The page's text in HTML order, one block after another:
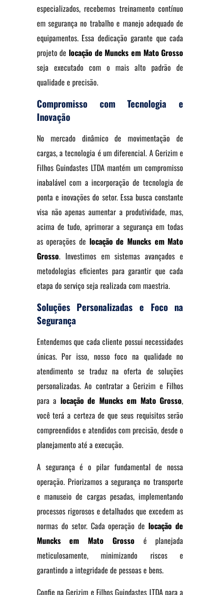
especializados, recebemos treinamento contínuo
em segurança no trabalho e manejo adequado de
equipamentos. Essa dedicação garante que cada
projeto de locação de Muncks em Mato Grosso
seja executado com o mais alto padrão de
qualidade e precisão.
Compromisso com Tecnologia e
Inovação
No mercado dinâmico de movimentação de
cargas, a tecnologia é um diferencial. A Gerizim e
Filhos Guindastes LTDA mantém um compromisso
inabalável com a incorporação de tecnologia de
ponta e inovações do setor. Essa busca constante
visa não apenas aumentar a produtividade, mas,
acima de tudo, aprimorar a segurança em todas
as operações de locação de Muncks em Mato
Grosso. Investimos em sistemas avançados e
metodologias eficientes para garantir que cada
etapa do serviço seja realizada com maestria.
Soluções Personalizadas e Foco na
Segurança
Entendemos que cada cliente possui necessidades
únicas. Por isso, nosso foco na qualidade no
atendimento se traduz na oferta de soluções
personalizadas. Ao contratar a Gerizim e Filhos
para a locação de Muncks em Mato Grosso,
você terá a certeza de que seus requisitos serão
compreendidos e atendidos com precisão, desde o
planejamento até a execução.
A segurança é o pilar fundamental de nossa
operação. Priorizamos a segurança no transporte
e manuseio de cargas pesadas, implementando
processos rigorosos e detalhados que excedem as
normas do setor. Cada operação de locação de
Muncks em Mato Grossoé planejada
meticulosamente, minimizando riscos e
garantindo a integridade de pessoas e bens.
Confie na Gerizim e Filhos Guindastes LTDA para a